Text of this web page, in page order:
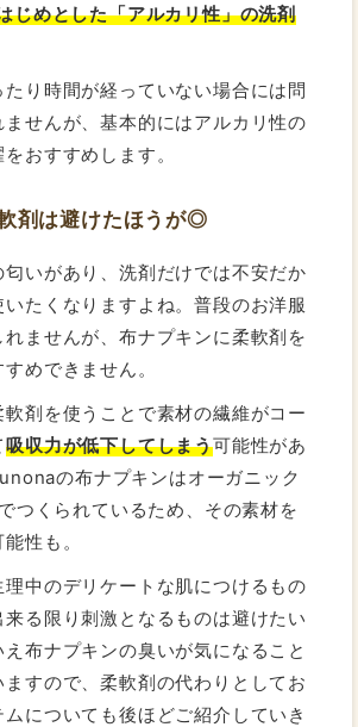
じめとした「アルカリ性」の洗剤
り時間が経っていない場合には問
ませんが、基本的にはアルカリ性の
おすすめします。
剤は避けたほうが◎
いがあり、洗剤だけでは不安だか
いたくなりますよね。普段のお洋服
れませんが、布ナプキンに柔軟剤を
めできません。
軟剤を使うことで素材の繊維がコー
吸収力が低下してしまう可能性があ
の布ナプキンはオーガニック
つくられているため、その素材を
性も。
中のデリケートな肌につけるもの
来る限り刺激となるものは避けたい
え布ナプキンの臭いが気になること
ますので、柔軟剤の代わりとしてお
についても後ほどご紹介していき